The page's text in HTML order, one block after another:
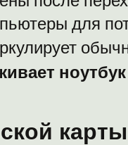
для
ноутбук